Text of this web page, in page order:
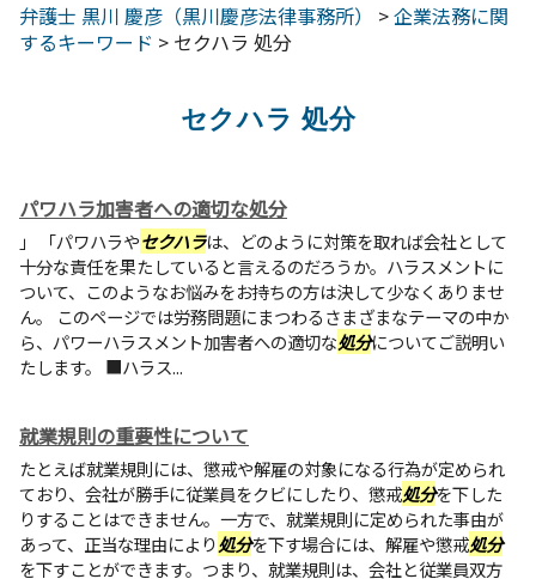
弁護士 黒川 慶彦（黒川慶彦法律事務所） >企業法務に関
するキーワード > セクハラ 処分
セクハラ 処分
パワハラ加害者への適切な処分
」 「パワハラやセクハラは、どのように対策を取れば会社として
十分な責任を果たしていると言えるのだろうか。ハラスメントに
ついて、このようなお悩みをお持ちの方は決して少なくありませ
ん。 このページでは労務問題にまつわるさまざまなテーマの中か
ら、パワーハラスメント加害者への適切な処分についてご説明い
たします。 ■ハラス...
就業規則の重要性について
たとえば就業規則には、懲戒や解雇の対象になる行為が定められ
ており、会社が勝手に従業員をクビにしたり、懲戒処分を下した
りすることはできません。一方で、就業規則に定められた事由が
あって、正当な理由により処分を下す場合には、解雇や懲戒処分
を下すことができます。つまり、就業規則は、会社と従業員双方